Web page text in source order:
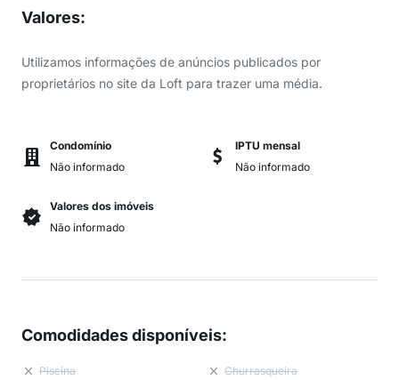
Valores:
Utilizamos informações de anúncios publicados por
proprietários no site da Loft para trazer uma média.
Condomínio
Não informado
IPTU mensal
Não informado
Valores dos imóveis
Não informado
Comodidades disponíveis:
Piscina Churrasqueira